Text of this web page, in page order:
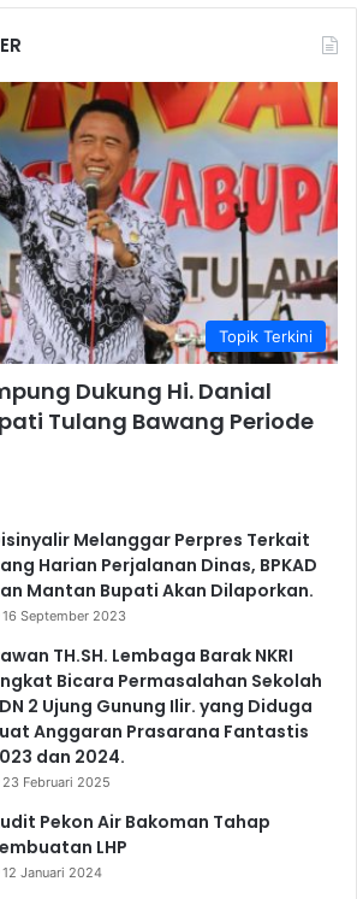
Topik Terkini
Dukung Hi. Danial
Tulang Bawang Periode
Melanggar Perpres Terkait
Harian Perjalanan Dinas, BPKAD
Mantan Bupati Akan Dilaporkan.
16 September 2023
TH.SH. Lembaga Barak NKRI
Bicara Permasalahan Sekolah
2 Ujung Gunung Ilir. yang Diduga
Anggaran Prasarana Fantastis
dan 2024.
23 Februari 2025
Pekon Air Bakoman Tahap
LHP
12 Januari 2024